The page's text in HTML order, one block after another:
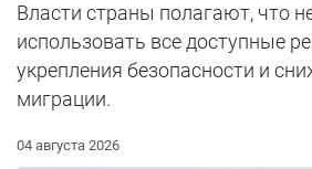
Власти страны полагают, что
использовать все доступные
укрепления безопасности и
миграции.
04 августа 2026